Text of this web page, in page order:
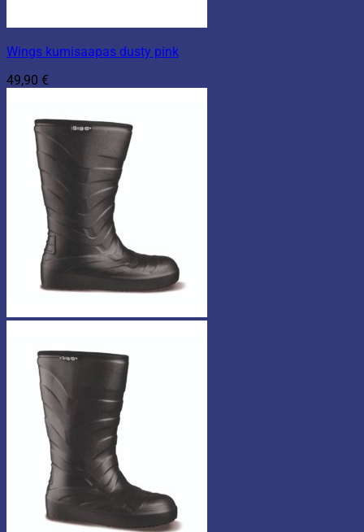
Wings kumisaapas dusty pink
49,90 €